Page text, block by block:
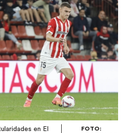
en El
FOTO: